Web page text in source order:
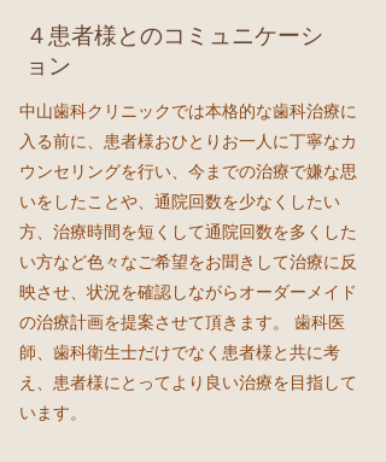
４ 患者様とのコミュニケーシ
ョン
中山歯科クリニックでは本格的な歯科治療に
入る前に、患者様おひとりお一人に丁寧なカ
ウンセリングを行い、今までの治療で嫌な思
いをしたことや、通院回数を少なくしたい
方、治療時間を短くして通院回数を多くした
い方など色々なご希望をお聞きして治療に反
映させ、状況を確認しながらオーダーメイド
の治療計画を提案させて頂きます。 歯科医
師、歯科衛生士だけでなく患者様と共に考
え、患者様にとってより良い治療を目指して
います。